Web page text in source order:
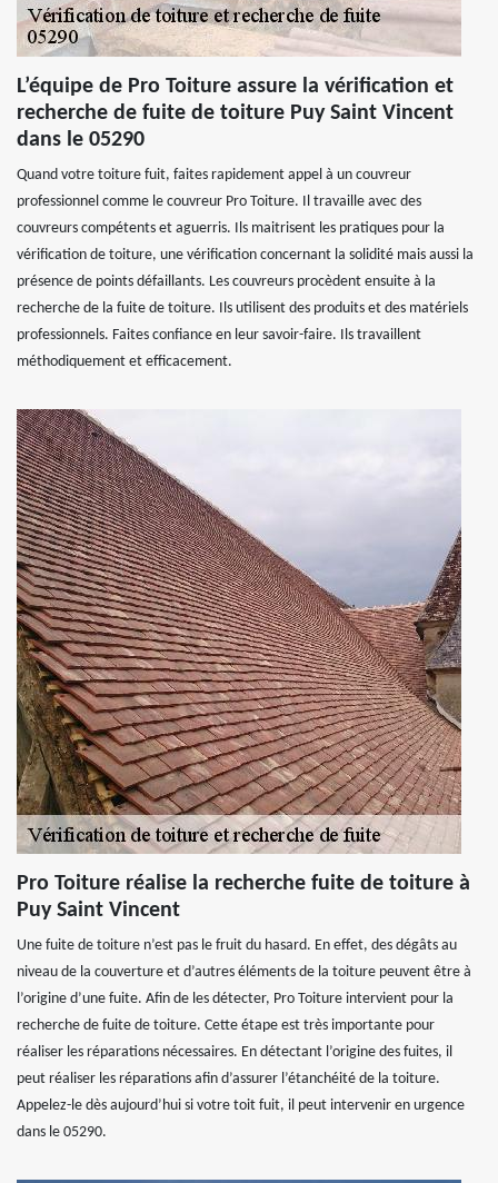
L’équipe de Pro Toiture assure la vérification et
recherche de fuite de toiture Puy Saint Vincent
dans le 05290
Quand votre toiture fuit, faites rapidement appel à un couvreur
professionnel comme le couvreur Pro Toiture. Il travaille avec des
couvreurs compétents et aguerris. Ils maitrisent les pratiques pour la
vérification de toiture, une vérification concernant la solidité mais aussi la
présence de points défaillants. Les couvreurs procèdent ensuite à la
recherche de la fuite de toiture. Ils utilisent des produits et des matériels
professionnels. Faites confiance en leur savoir-faire. Ils travaillent
méthodiquement et efficacement.
Pro Toiture réalise la recherche fuite de toiture à
Puy Saint Vincent
Une fuite de toiture n’est pas le fruit du hasard. En effet, des dégâts au
niveau de la couverture et d’autres éléments de la toiture peuvent être à
l’origine d’une fuite. Afin de les détecter, Pro Toiture intervient pour la
recherche de fuite de toiture. Cette étape est très importante pour
réaliser les réparations nécessaires. En détectant l’origine des fuites, il
peut réaliser les réparations afin d’assurer l’étanchéité de la toiture.
Appelez-le dès aujourd’hui si votre toit fuit, il peut intervenir en urgence
dans le 05290.